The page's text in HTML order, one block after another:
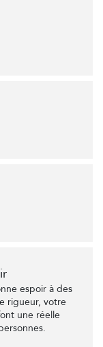
espoir à des
rigueur, votre
une réelle